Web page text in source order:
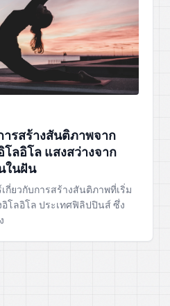
รสร้างสันติภาพจาก
ลอิโล แสงสว่างจาก
ในฝัน
กี่ยวกับการสร้างสันติภาพที่เริ่ม
โลอิโล ประเทศฟิลิปปินส์ ซึ่ง